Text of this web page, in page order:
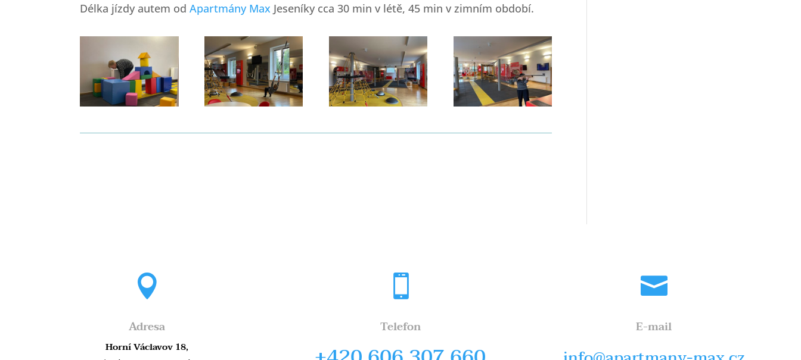
Délka jízdy autem odApartmány Max Jeseníky cca 30 min v létě, 45 min v zimním období.

Adresa
Horní Václavov 18,

Telefon

E-mail